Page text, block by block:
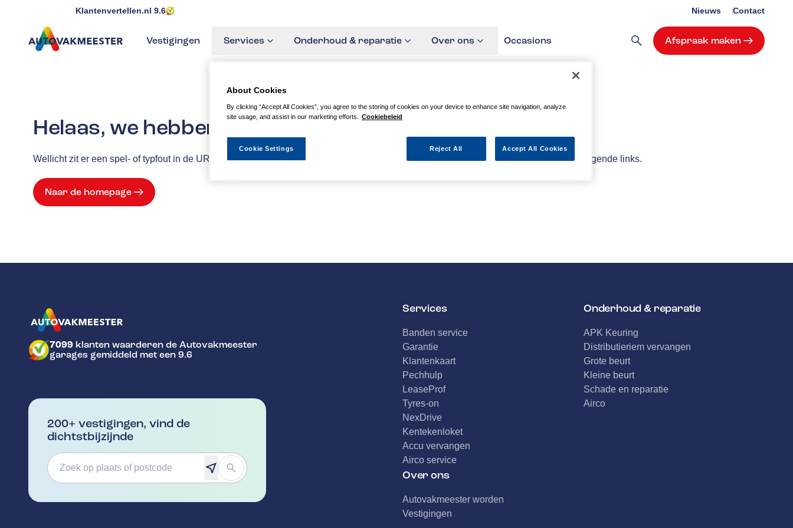
Klantenvertellen.nl 9.6 Nieuws Contact
Vestigingen Services Onderhoud & reparatie Over ons Occasions Afspraak maken
Helaas, we hebben de pagina niet kunnen vinden
Wellicht zit er een spel- of typfout in de URL of is de actie waarnaar u zocht al verlopen. We hopen u weer op weg te helpen met de volgende links.
Naar de homepage
GA NAAR DE HOMEPAGINA
7099 klanten waarderen de Autovakmeester
garages gemiddeld met een 9.6
200+ vestigingen, vind de
dichtstbijzijnde
Services
Banden service
Garantie
Klantenkaart
Pechhulp
LeaseProf
Tyres-on
NexDrive
Kentekenloket
Accu vervangen
Airco service
Onderhoud & reparatie
APK Keuring
Distributieriem vervangen
Grote beurt
Kleine beurt
Schade en reparatie
Airco
Over ons
Autovakmeester worden
Vestigingen
About Cookies
By clicking “Accept All Cookies”, you agree to the storing of cookies on your device to enhance site navigation, analyze
site usage, and assist in our marketing efforts.
Cookiebeleid
Reject All Accept All Cookies
Cookie Settings